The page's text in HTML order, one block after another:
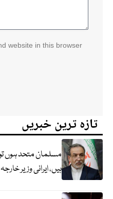
website in this browser
تازہ ترین خبریں
مسلمان متحد ہوں
ہیں، ایرانی وزیر خارجہ